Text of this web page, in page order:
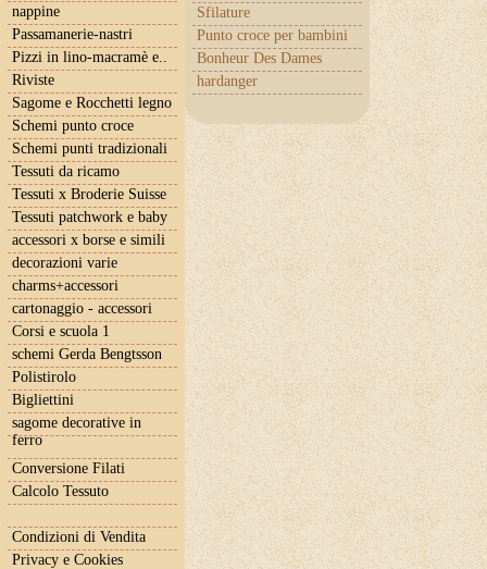
Sfilature
Punto croce per bambini
Bonheur Des Dames
hardanger
nappine
Passamanerie-nastri
Pizzi in lino-macramè e..
Riviste
Sagome e Rocchetti legno
Schemi punto croce
Schemi punti tradizionali
Tessuti da ricamo
Tessuti x Broderie Suisse
Tessuti patchwork e baby
accessori x borse e simili
decorazioni varie
charms+accessori
cartonaggio - accessori
Corsi e scuola 1
schemi Gerda Bengtsson
Polistirolo
Bigliettini
sagome decorative in
ferro
Conversione Filati
Calcolo Tessuto
Condizioni di Vendita
Privacy e Cookies